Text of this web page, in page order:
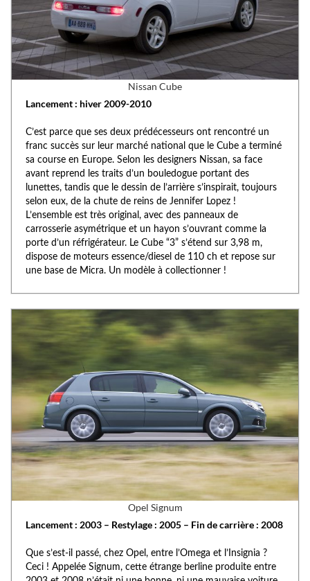
Nissan Cube
Lancement : hiver 2009-2010
C’est parce que ses deux prédécesseurs ont rencontré un
franc succès sur leur marché national que le Cube a terminé
sa course en Europe. Selon les designers Nissan, sa face
avant reprend les traits d’un bouledogue portant des
lunettes, tandis que le dessin de l’arrière s’inspirait, toujours
selon eux, de la chute de reins de Jennifer Lopez !
L’ensemble est très original, avec des panneaux de
carrosserie asymétrique et un hayon s’ouvrant comme la
porte d’un réfrigérateur. Le Cube “3” s’étend sur 3,98 m,
dispose de moteurs essence/diesel de 110 ch et repose sur
une base de Micra. Un modèle à collectionner !
Opel Signum
Lancement : 2003 – Restylage : 2005 – Fin de carrière : 2008
Que s’est-il passé, chez Opel, entre l’Omega et l’Insignia ?
Ceci ! Appelée Signum, cette étrange berline produite entre